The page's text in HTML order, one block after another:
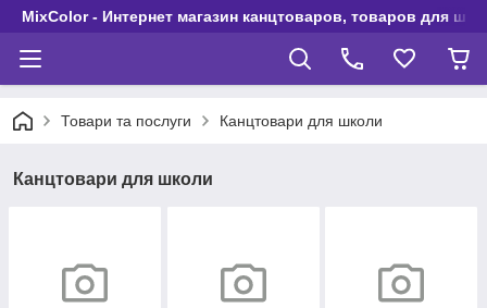
MixColor - Интернет магазин канцтоваров, товаров для
Товари та послуги Канцтовари для школи
Канцтовари для школи